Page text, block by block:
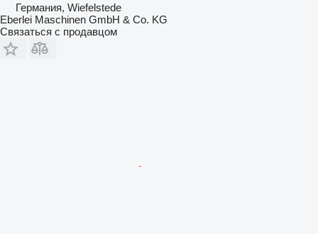
Германия, Wiefelstede
Eberlei Maschinen GmbH & Co. KG
Связаться с продавцом